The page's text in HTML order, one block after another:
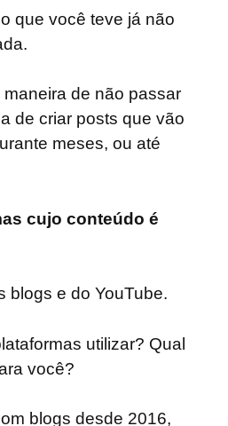
que você teve já não
de não passar
de criar posts que vão
meses, ou até
cujo conteúdo é
blogs e do YouTube.
utilizar? Qual
você?
blogs desde 2016,